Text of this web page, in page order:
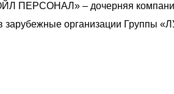
ПЕРСОНАЛ» – дочерняя
зарубежные организации Группы